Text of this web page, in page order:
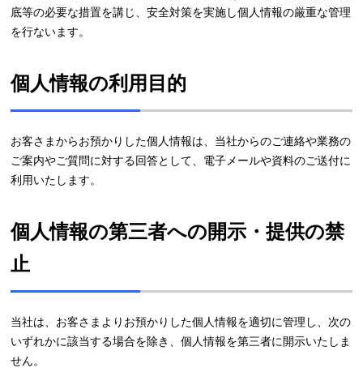
底等の必要な措置を講じ、安全対策を実施し個人情報の厳重な管理
を行ないます。
個人情報の利用目的
お客さまからお預かりした個人情報は、当社からのご連絡や業務の
ご案内やご質問に対する回答として、電子メールや資料のご送付に
利用いたします。
個人情報の第三者への開示・提供の禁
止
当社は、お客さまよりお預かりした個人情報を適切に管理し、次の
いずれかに該当する場合を除き、個人情報を第三者に開示いたしま
せん。